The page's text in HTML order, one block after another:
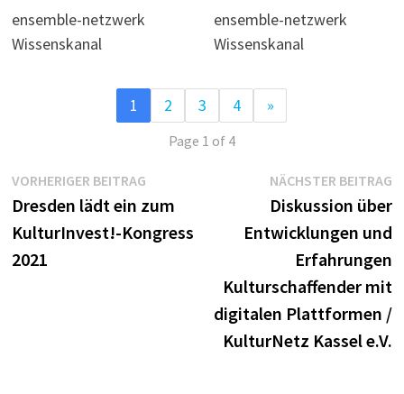
ensemble-netzwerk
Wissenskanal
ensemble-netzwerk
Wissenskanal
1 2 3 4 »
Page 1 of 4
Beitragsnavigation
VORHERIGER BEITRAG
Beitrag:
Dresden lädt ein zum
KulturInvest!-Kongress
2021
NÄCHSTER BEITRAG
Diskussion über
Entwicklungen und
Erfahrungen
Kulturschaffender mit
digitalen Plattformen /
KulturNetz Kassel e.V.